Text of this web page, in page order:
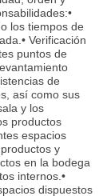
los tiempos de
Verificación
puntos de
de
así como sus
y los
productos
espacios
y
en la bodega
internos.•
dispuestos